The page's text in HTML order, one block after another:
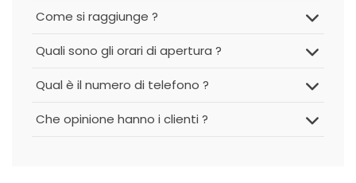
Come si raggiunge ?
Quali sono gli orari di apertura ?
Qual è il numero di telefono ?
Che opinione hanno i clienti ?